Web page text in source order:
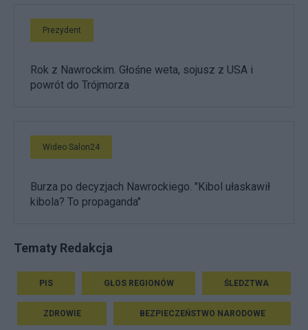
Prezydent
Rok z Nawrockim. Głośne weta, sojusz z USA i
powrót do Trójmorza
Wideo Salon24
Burza po decyzjach Nawrockiego. "Kibol ułaskawił
kibola? To propaganda"
Tematy Redakcja
PIS GŁOS REGIONÓW ŚLEDZTWA
ZDROWIE BEZPIECZEŃSTWO NARODOWE